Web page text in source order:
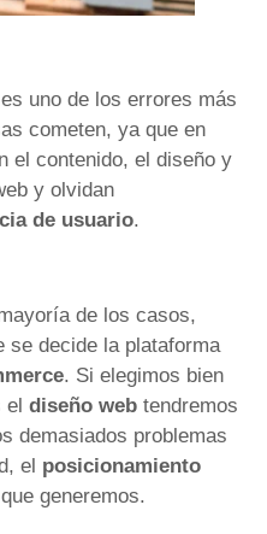
uno de los errores más
cometen, ya que en
el contenido, el diseño y
y olvidan
de usuario.
de los casos,
se decide la plataforma
. Si elegimos bien
diseño web tendremos
demasiados problemas
el posicionamiento
generemos.